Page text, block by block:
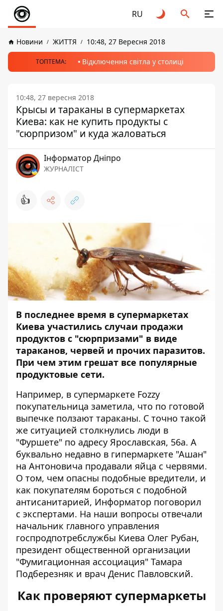
RU
Новини ЖИТТЯ 10:48, 27 Вересня 2018
ТОПТЕМА: Відключення світла у столиці
10:48, 27 вересня 2018
Крысы и тараканы в супермаркетах
Киева: как не купить продукты с
"сюрпризом" и куда жаловаться
Інформатор Дніпро
ЖУРНАЛІСТ
👍
В последнее время в супермаркетах
Киева участились случаи продажи
продуктов с "сюрпризами" в виде
тараканов, червей и прочих паразитов.
При чем этим грешат все популярные
продуктовые сети.
Например, в супермаркете Fozzy
покупательница заметила, что по готовой
выпечке ползают тараканы. С точно такой
же ситуацией столкнулись люди в
"Фуршете" по адресу Ярославская, 56а. А
буквально недавно в гипермаркете "Ашан"
на Антоновича продавали яйца с червями.
О том, чем опасны подобные вредители, и
как покупателям бороться с подобной
антисанитарией, Информатор поговорил
с экспертами. На наши вопросы отвечали
начальник главного управления
госпродпотребслужбы Киева Олег Рубан,
президент общественной организации
"Фумигационная ассоциация" Тамара
Подберезняк и врач Денис Павловский.
Как проверяют супермаркеты